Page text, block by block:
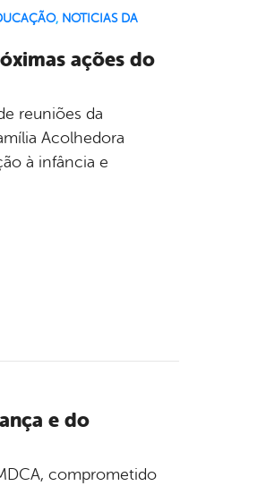
, NOTICIAS DA
ações do
reuniões da
Acolhedora
à infância e
e do
comprometido